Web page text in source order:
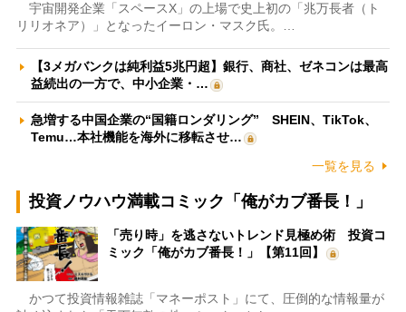
宇宙開発企業「スペースX」の上場で史上初の「兆万長者（ト
リリオネア）」となったイーロン・マスク氏。…
【3メガバンクは純利益5兆円超】銀行、商社、ゼネコンは最高
益続出の一方で、中小企業・…
急増する中国企業の“国籍ロンダリング” SHEIN、TikTok、
Temu…本社機能を海外に移転させ…
一覧を見る
投資ノウハウ満載コミック「俺がカブ番長！」
「売り時」を逃さないトレンド見極め術 投資コ
ミック「俺がカブ番長！」【第11回】
かつて投資情報雑誌「マネーポスト」にて、圧倒的な情報量が